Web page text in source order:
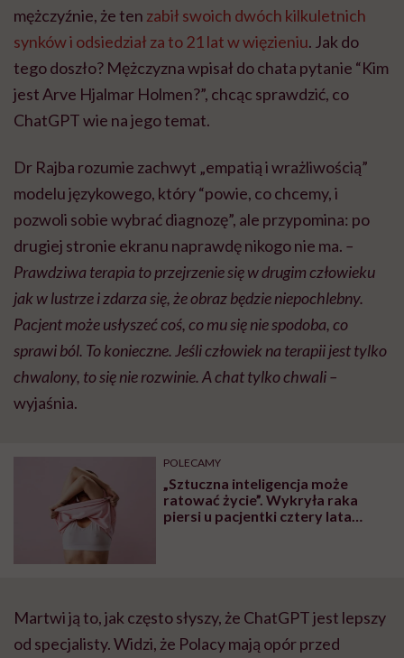
mężczyźnie, że ten zabił swoich dwóch kilkuletnich
synków i odsiedział za to 21 lat w więzieniu. Jak do
tego doszło? Mężczyzna wpisał do chata pytanie “Kim
jest Arve Hjalmar Holmen?”, chcąc sprawdzić, co
ChatGPT wie na jego temat.
Dr Rajba rozumie zachwyt „empatią i wrażliwością”
modelu językowego, który “powie, co chcemy, i
pozwoli sobie wybrać diagnozę”, ale przypomina: po
drugiej stronie ekranu naprawdę nikogo nie ma. –
Prawdziwa terapia to przejrzenie się w drugim człowieku
jak w lustrze i zdarza się, że obraz będzie niepochlebny.
Pacjent może usłyszeć coś, co mu się nie spodoba, co
sprawi ból. To konieczne. Jeśli człowiek na terapii jest tylko
chwalony, to się nie rozwinie. A chat tylko chwali –
wyjaśnia.
POLECAMY
„Sztuczna inteligencja może
ratować życie”. Wykryła raka
piersi u pacjentki cztery lata
Martwi ją to, jak często słyszy, że ChatGPT jest lepszy
od specjalisty. Widzi, że Polacy mają opór przed